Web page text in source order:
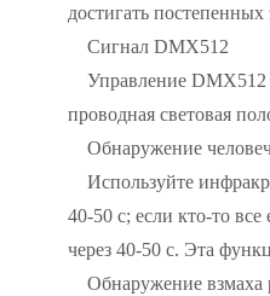
достигать
Сигнал DMX512
Управление DMX512
проводная световая
Обнаружение
Используйте
40-50 с; если кто-то
через 40-50 с. Эта
Обнаружение взмаха